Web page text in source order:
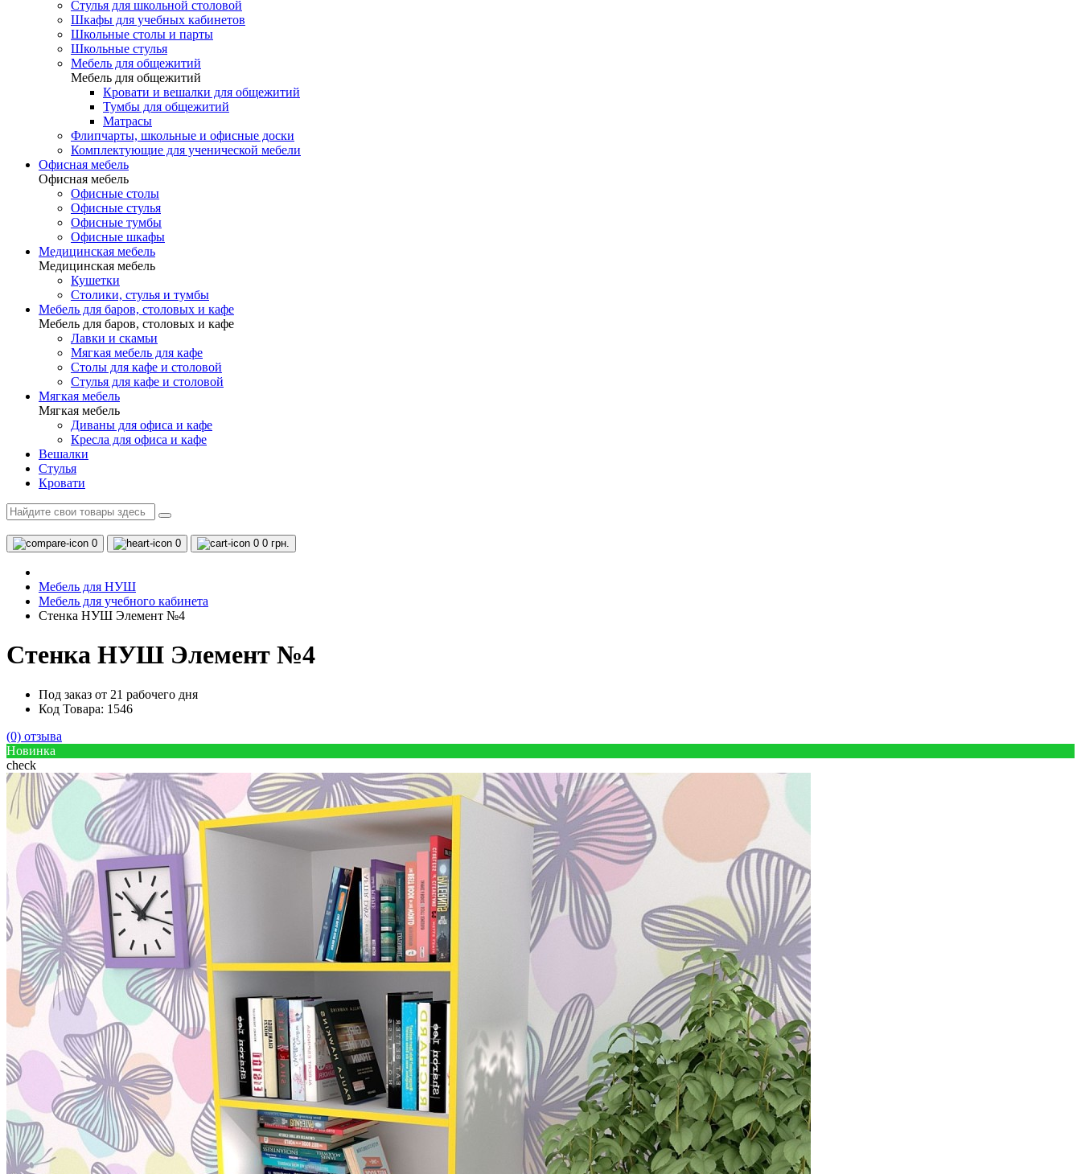
Стулья для школьной столовой
Шкафы для учебных кабинетов
Школьные столы и парты
Школьные стулья
Мебель для общежитий
Мебель для общежитий
Кровати и вешалки для общежитий
Тумбы для общежитий
Матрасы
Флипчарты, школьные и офисные доски
Комплектующие для ученической мебели
Офисная мебель
Офисная мебель
Офисные столы
Офисные стулья
Офисные тумбы
Офисные шкафы
Медицинская мебель
Медицинская мебель
Кушетки
Столики, стулья и тумбы
Мебель для баров, столовых и кафе
Мебель для баров, столовых и кафе
Лавки и скамьи
Мягкая мебель для кафе
Столы для кафе и столовой
Стулья для кафе и столовой
Мягкая мебель
Мягкая мебель
Диваны для офиса и кафе
Кресла для офиса и кафе
Вешалки
Стулья
Кровати
0 0 0 0 грн.
Мебель для НУШ
Мебель для учебного кабинета
Стенка НУШ Элемент №4
Стенка НУШ Элемент №4
Под заказ от 21 рабочего дня
Код Товара: 1546
(0) отзыва
Новинка
check